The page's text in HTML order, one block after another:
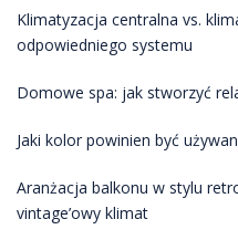
Klimatyzacja centralna vs.
odpowiedniego systemu
Domowe spa: jak stworzyć
Jaki kolor powinien być
Aranżacja balkonu w stylu
vintage’owy klimat